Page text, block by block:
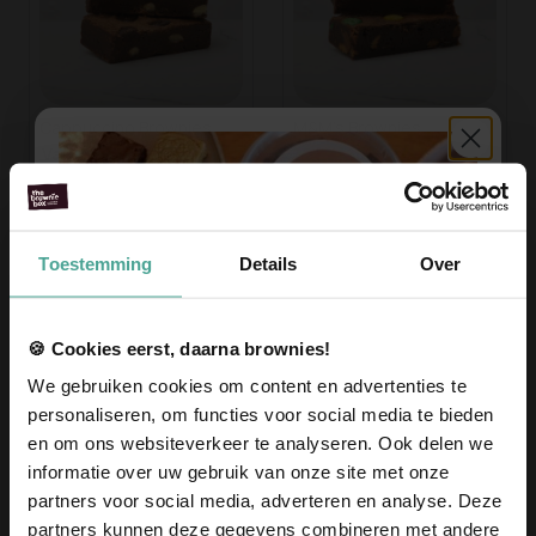
Toestemming Details Over
🍪 Cookies eerst, daarna brownies!
We gebruiken cookies om content en advertenties te
personaliseren, om functies voor social media te bieden
en om ons websiteverkeer te analyseren. Ook delen we
informatie over uw gebruik van onze site met onze
partners voor social media, adverteren en analyse. Deze
partners kunnen deze gegevens combineren met andere
Cappuccino Brownies
Vanaf 10,95
M&M's Brownies
Vanaf 10,95
Voeg toe
Vegan Double
Chocolates Brownies
Oreo Brownies
Vanaf 10,95